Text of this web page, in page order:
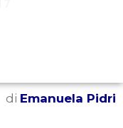
di Emanuela Pidri